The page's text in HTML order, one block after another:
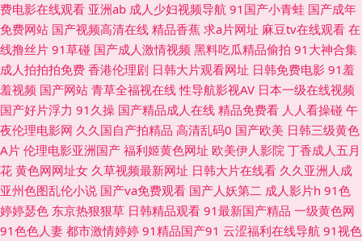
区 久久草成人网 欧美性爱影音先锋 日韩一级免费视频 91社私密麻豆 超碰免
费公开 国产精品久久成人 九一茄子 女同91 日韩人妻色图 午夜久久视频 91
美女网站 A片w影院 大香蕉92 海角人妻91 麻豆avtt99 欧日无码 三级成人在
线观看 午夜诱惑剧场 综合小影院 91制服黑丝av 福利A片500 精品国产色色
欧美人妻BBw 日韩无码专区 亚洲操逼视频网 91黑丝高跟骚 AV福利站 岛国
久久网 激情啪啪综合 男人社区天堂 三级片AV的天堂 亚洲福利导航大全 91
费电影在线观看 亚洲ab 成人少妇视频导航 91国产小青蛙 国产成年
免费网站 国产视频高清在线 精品香蕉 求a片网址 麻豆tv在线观看 在
线撸丝片 91草碰 国产成人激情视频 黑料吃瓜精品偷拍 91大神合集
成人拍拍拍免费 香港伦理剧 日韩大片观看网址 日韩免费电影 91羞
羞视频 国产网站 青草全福视在线 性导航影视AV 日本一级在线视频
国产好片浮力 91久操 国产精品成人在线 精品免费看 人人看操碰 午
夜伦理电影网 久久国自产拍精品 高清乱码0 国产欧美 日韩三级黄色
A片 伦理电影亚洲国产 福利姬黄色网址 欧美伊人影院 丁香成人五月
花 黄色网网址女 久草视频最新网址 日韩大片在线看 久久亚洲人成
亚州色图乱伦小说 国产va免费观看 国产人妖第二 成人影片h 91色
婷婷瑟色 东京热狠狠草 日韩精品观看 91最新国产精品 一级黄色网
91色色人妻 都市激情婷婷 91精品国产91 云涩福利在线导航 91视色